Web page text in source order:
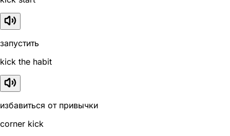
запустить
kick the habit
избавиться от привычки
corner kick